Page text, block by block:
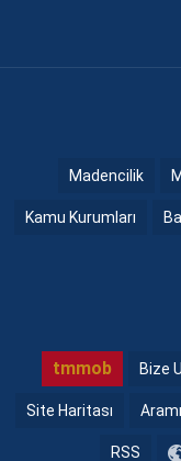
Madencilik
Kamu Kurumları
tmmob Bize
Site Haritası
RSS